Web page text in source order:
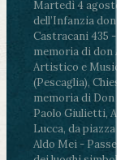
Martedì 4
dell’Infanzia don
Castracani 435 -
memoria di don
Artistico e
(Pescaglia),
memoria di Don
Paolo Giulietti,
Lucca, da piazza
Aldo Mei -